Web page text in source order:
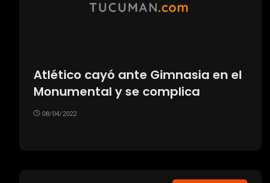
Atlético cayó ante Gimnasia en el
Monumental y se complica
08/04/2022